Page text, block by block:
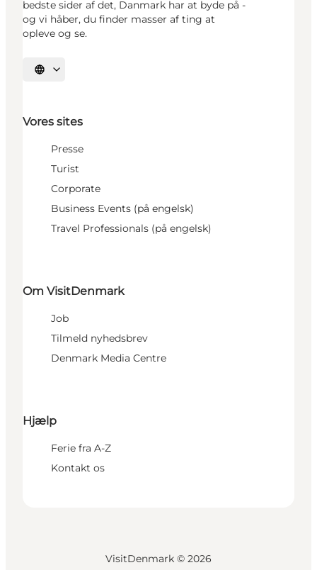
bedste sider af det, Danmark har at byde på -
og vi håber, du finder masser af ting at
opleve og se.
Vælg sprog
Vores sites
Presse
Turist
Corporate
Business Events (på engelsk)
Travel Professionals (på engelsk)
Om VisitDenmark
Job
Tilmeld nyhedsbrev
Denmark Media Centre
Hjælp
Ferie fra A-Z
Kontakt os
VisitDenmark © 2026